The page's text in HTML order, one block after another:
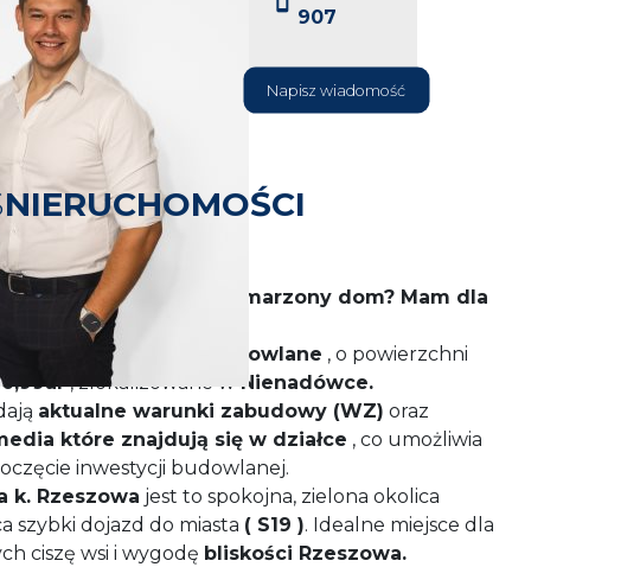
907
Napisz wiadomość
NIERUCHOMOŚCI
miejsca na swój wymarzony dom? Mam dla
ofertę
oferuję
dwie działki budowlane , o powierzchni
, zlokalizowane w Nienadówce.
aktualne warunki zabudowy (WZ) oraz
które znajdują się w działce , co umożliwia
inwestycji budowlanej.
k. Rzeszowa jest to spokojna, zielona okolica
szybki dojazd do miasta ( S19 ). Idealne miejsce dla
ciszę wsi i wygodę bliskości Rzeszowa.